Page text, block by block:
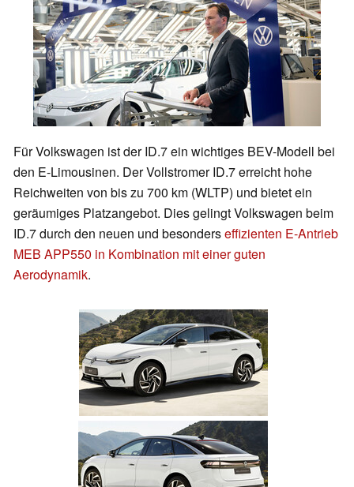
Für Volkswagen ist der ID.7 ein wichtiges BEV-Modell bei
den E-Limousinen. Der Vollstromer ID.7 erreicht hohe
Reichweiten von bis zu 700 km (WLTP) und bietet ein
geräumiges Platzangebot. Dies gelingt Volkswagen beim
ID.7 durch den neuen und besonderseffizienten E-Antrieb
MEB APP550 in Kombination mit einer guten
Aerodynamik.